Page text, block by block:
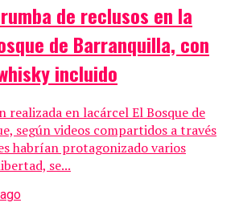
de reclusos en la
de Barranquilla, con
incluido
realizada en lacárcel El Bosque de
según videos compartidos a través
habrían protagonizado varios
se...